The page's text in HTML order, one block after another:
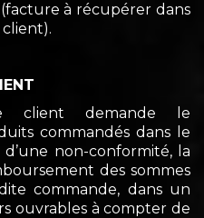
à récupérer dans
client).
demande le
commandés dans le
non-conformité, la
des sommes
commande, dans un
ouvrables à compter de